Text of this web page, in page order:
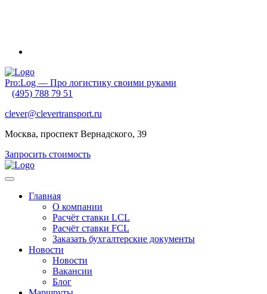
Pro:Log — Про логистику своими руками
(495) 788 79 51
clever@clevertransport.ru
Москва, проспект Вернадского, 39
Запросить стоимость
Главная
О компании
Расчёт ставки LCL
Расчёт ставки FСL
Заказать бухгалтерские документы
Новости
Новости
Вакансии
Блог